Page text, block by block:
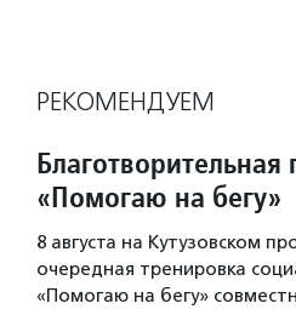
РЕКОМЕНДУЕМ
«Помогаю на бегу»
8 августа на Кутузовском
очередная тренировка
«Помогаю на бегу»